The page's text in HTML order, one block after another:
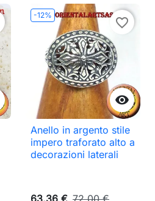
-12%

favorite_border
Anello in argento stile
impero traforato alto a
decorazioni laterali
63,36 € 72,00 €